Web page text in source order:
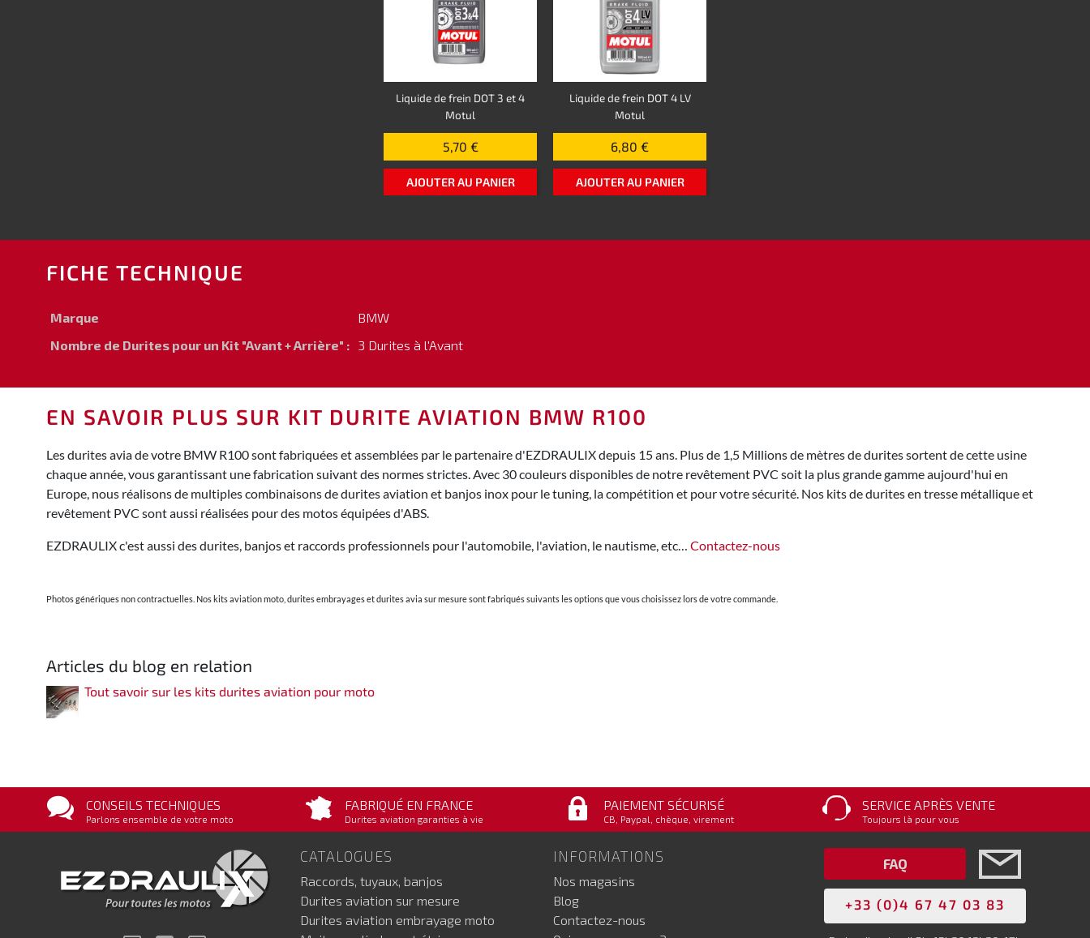
Liquide de frein DOT 3 et 4
Motul
5,70 €
AJOUTER AU PANIER
Liquide de frein DOT 4 LV
Motul
6,80 €
AJOUTER AU PANIER
FICHE TECHNIQUE
Marque
BMW
Nombre de Durites pour un Kit "Avant + Arrière" : 3 Durites à l'Avant
EN SAVOIR PLUS SUR KIT DURITE AVIATION BMW R100
Les durites avia de votre BMW R100 sont fabriquées et assemblées par le partenaire d'EZDRAULIX depuis 15 ans. Plus de 1,5 Millions de mètres de durites sortent de cette usine
chaque année, vous garantissant une fabrication suivant des normes strictes. Avec 30 couleurs disponibles de notre revêtement PVC soit la plus grande gamme aujourd'hui en
Europe, nous réalisons de multiples combinaisons de durites aviation et banjos inox pour le tuning, la compétition et pour votre sécurité. Nos kits de durites en tresse métallique et
revêtement PVC sont aussi réalisées pour des motos équipées d'ABS.
EZDRAULIX c'est aussi des durites, banjos et raccords professionnels pour l'automobile, l'aviation, le nautisme, etc… Contactez-nous
Photos génériques non contractuelles. Nos kits aviation moto, durites embrayages et durites avia sur mesure sont fabriqués suivants les options que vous choisissez lors de votre commande.
Articles du blog en relation
Tout savoir sur les kits durites aviation pour moto
CONSEILS TECHNIQUES
Parlons ensemble de votre moto
FABRIQUÉ EN FRANCE
Durites aviation garanties à vie
PAIEMENT SÉCURISÉ
CB, Paypal, chèque, virement
SERVICE APRÈS VENTE
Toujours là pour vous
CATALOGUES
Raccords, tuyaux, banjos
Durites aviation sur mesure
Durites aviation embrayage moto
INFORMATIONS
Nos magasins
Blog
Contactez-nous
FAQ
+33 (0)4 67 47 03 83